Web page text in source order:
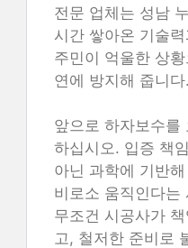
전문 업체는 성남
시간 쌓아온 기술
주민이 억울한 상
연에 방지해 줍니다.
앞으로 하자보수를
하십시오. 입증 책
아닌 과학에 기반
비로소 움직인다는
무조건 시공사가
고, 철저한 준비로